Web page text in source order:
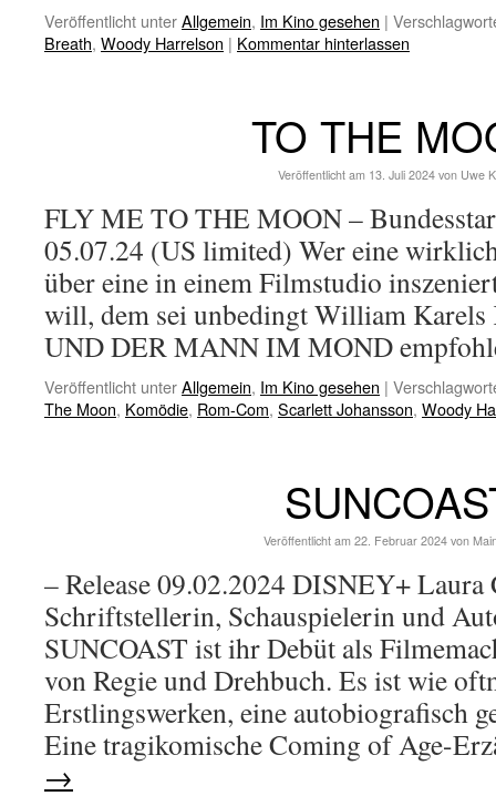
Veröffentlicht unterAllgemein, Im Kino gesehen |
Breath, Woody Harrelson | Kommentar hinterlassen
TO THE
Veröffentlicht am 13. Juli 2024 von Uwe
FLY ME TO THE MOON –
05.07.24 (US limited) Wer eine
über eine in einem Filmstudio
will, dem sei unbedingt William
UND DER MANN IM MOND
Veröffentlicht unterAllgemein, Im Kino gesehen |
The Moon, Komödie, Rom-Com, Scarlett Johansson, Woody
Veröffentlicht am 22. Februar 2024 von
– Release 09.02.2024 DISNEY+ Laura
Schriftstellerin, Schauspielerin und
SUNCOAST ist ihr Debüt als
von Regie und Drehbuch. Es ist wie
Erstlingswerken, eine autobiografisch
Eine tragikomische Coming of Age-
→